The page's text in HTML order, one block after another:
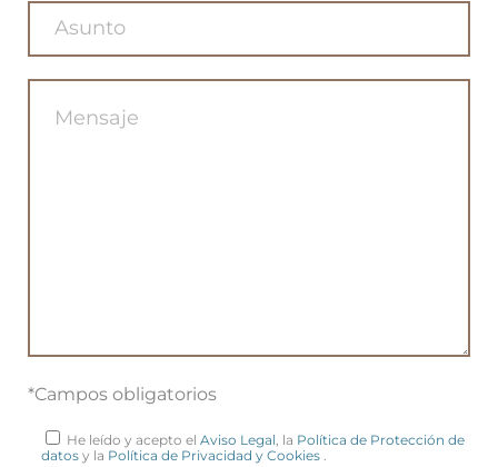
*Campos obligatorios
He leído y acepto el Aviso Legal, la Política de Protección de
datos y la Política de Privacidad y Cookies .